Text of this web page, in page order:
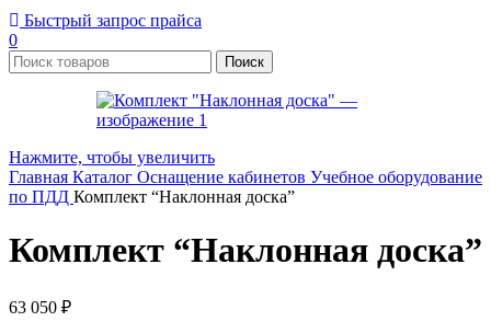
Быстрый запрос прайса
0
Поиск
Нажмите, чтобы увеличить
Главная Каталог Оснащение кабинетов Учебное оборудование
по ПДД Комплект “Наклонная доска”
Комплект “Наклонная доска”
63 050 ₽